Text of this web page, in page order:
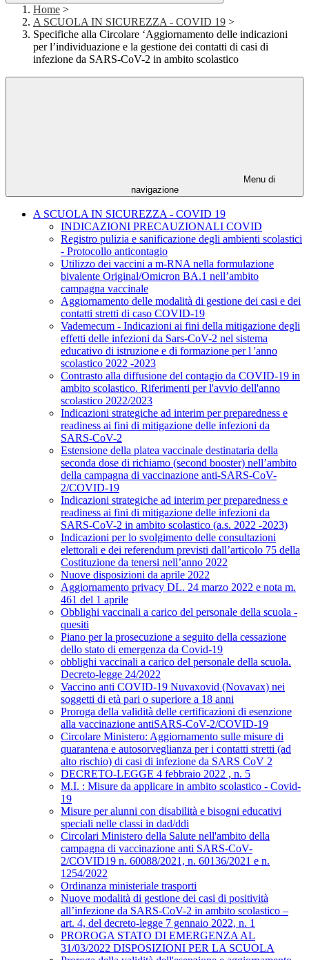
Home >
A SCUOLA IN SICUREZZA - COVID 19 >
Specifiche alla Circolare ‘Aggiornamento delle indicazioni
per l’individuazione e la gestione dei contatti di casi di
infezione da SARS-CoV-2 in ambito scolastico
Menu di
navigazione
A SCUOLA IN SICUREZZA - COVID 19
INDICAZIONI PRECAUZIONALI COVID
Registro pulizia e sanificazione degli ambienti scolastici
- Protocollo anticontagio
Utilizzo dei vaccini a m-RNA nella formulazione
bivalente Original/Omicron BA.1 nell’ambito
campagna vaccinale
Aggiornamento delle modalità di gestione dei casi e dei
contatti stretti di caso COVID-19
Vademecum - Indicazioni ai fini della mitigazione degli
effetti delle infezioni da Sars-CoV-2 nel sistema
educativo di istruzione e di formazione per l 'anno
scolastico 2022 -2023
Contrasto alla diffusione del contagio da COVID-19 in
ambito scolastico. Riferimenti per l'avvio dell'anno
scolastico 2022/2023
Indicazioni strategiche ad interim per preparedness e
readiness ai fini di mitigazione delle infezioni da
SARS-CoV-2
Estensione della platea vaccinale destinataria della
seconda dose di richiamo (second booster) nell’ambito
della campagna di vaccinazione anti-SARS-CoV-
2/COVID-19
Indicazioni strategiche ad interim per preparedness e
readiness ai fini di mitigazione delle infezioni da
SARS-CoV-2 in ambito scolastico (a.s. 2022 -2023)
Indicazioni per lo svolgimento delle consultazioni
elettorali e dei referendum previsti dall’articolo 75 della
Costituzione da tenersi nell’anno 2022
Nuove disposizioni da aprile 2022
Aggiornamento privacy DL. 24 marzo 2022 e nota m.
461 del 1 aprile
Obblighi vaccinali a carico del personale della scuola -
quesiti
Piano per la prosecuzione a seguito della cessazione
dello stato di emergenza da Covid-19
obblighi vaccinali a carico del personale della scuola.
Decreto-legge 24/2022
Vaccino anti COVID-19 Nuvaxovid (Novavax) nei
soggetti di età pari o superiore a 18 anni
Proroga della validità delle certificazioni di esenzione
alla vaccinazione antiSARS-CoV-2/COVID-19
Circolare Ministero: Aggiornamento sulle misure di
quarantena e autosorveglianza per i contatti stretti (ad
alto rischio) di casi di infezione da SARS CoV 2
DECRETO-LEGGE 4 febbraio 2022 , n. 5
M.I. : Misure da applicare in ambito scolastico - Covid-
19
Misure per alunni con disabilità e bisogni educativi
speciali nelle classi in dad/ddi
Circolari Ministero della Salute nell'ambito della
campagna di vaccinazione anti SARS-CoV-
2/COVID19 n. 60088/2021, n. 60136/2021 e n.
1254/2022
Ordinanza ministeriale trasporti
Nuove modalità di gestione dei casi di positività
all’infezione da SARS-CoV-2 in ambito scolastico –
art. 4, del decreto-legge 7 gennaio 2022, n. 1
PROROGA STATO DI EMERGENZA AL
31/03/2022 DISPOSIZIONI PER LA SCUOLA